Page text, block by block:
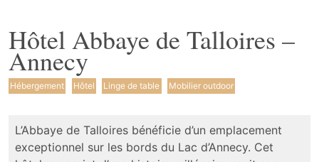
Hôtel Abbaye de Talloires –
Annecy
Hébergement Hôtel Linge de table Mobilier outdoor
L’Abbaye de Talloires bénéficie d’un emplacement
exceptionnel sur les bords du Lac d’Annecy. Cet